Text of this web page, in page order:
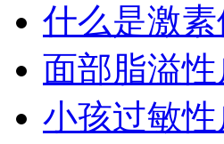
什么是激
面部脂溢
小孩过敏